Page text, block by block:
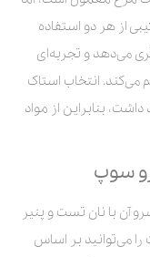
از هر دو استفاده
می‌دهد و تجربه‌ای
می‌کند. انتخاب استاک
بنابراین از مواد
سوپ
آن با نان تست و پنیر
می‌توانید بر اساس